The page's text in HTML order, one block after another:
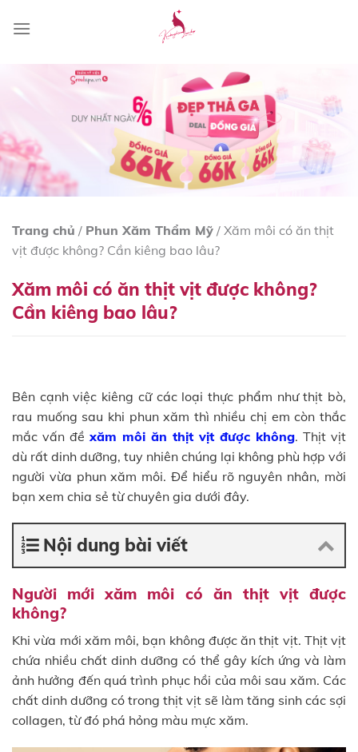
Trang chủ / Phun Xăm Thẩm Mỹ / Xăm môi có ăn thịt
vịt được không? Cần kiêng bao lâu?
Xăm môi có ăn thịt vịt được không?
Cần kiêng bao lâu?
Bên cạnh việc kiêng cữ các loại thực phẩm như thịt bò,
rau muống sau khi phun xăm thì nhiều chị em còn thắc
mắc vấn đề xăm môi ăn thịt vịt được không. Thịt vịt
dù rất dinh dưỡng, tuy nhiên chúng lại không phù hợp với
người vừa phun xăm môi. Để hiểu rõ nguyên nhân, mời
bạn xem chia sẻ từ chuyên gia dưới đây.
Nội dung bài viết
Người mới xăm môi có ăn thịt vịt được
không?
Khi vừa mới xăm môi, bạn không được ăn thịt vịt. Thịt vịt
chứa nhiều chất dinh dưỡng có thể gây kích ứng và làm
ảnh hưởng đến quá trình phục hồi của môi sau xăm. Các
chất dinh dưỡng có trong thịt vịt sẽ làm tăng sinh các sợi
collagen, từ đó phá hỏng màu mực xăm.